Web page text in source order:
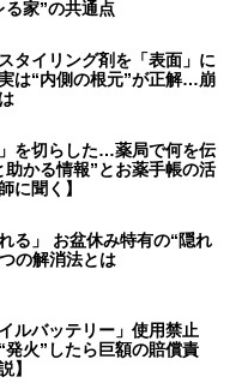
る家”の共通点
タイリング剤を「表面」に
は“内側の根元”が正解…崩
を切らした…薬局で何を伝
かる情報”とお薬手帳の活
に聞く】
る」 お盆休み特有の“隠れ
の解消法とは
ルバッテリー」使用禁止
発火”したら巨額の賠償責
】